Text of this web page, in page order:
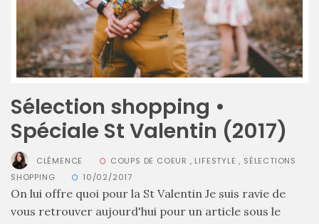
11/04/2026
Sélection shopping •
Spéciale St Valentin (2017)
CLÉMENCE COUPS DE COEUR , LIFESTYLE , SÉLECTIONS
SHOPPING
10/02/2017
On lui offre quoi pour la St Valentin Je suis ravie de
vous retrouver aujourd'hui pour un article sous le